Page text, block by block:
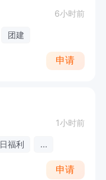
6小时前
团建
申请
1小时前
福利 ...
申请